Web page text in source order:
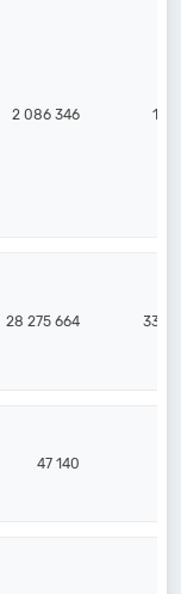
2 086 346 1
28 275 664 33
47 140